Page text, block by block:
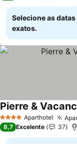
Selecione as
exatos.
4 EstrelasAparthotel
Pierre &
8,7 Excelente 37